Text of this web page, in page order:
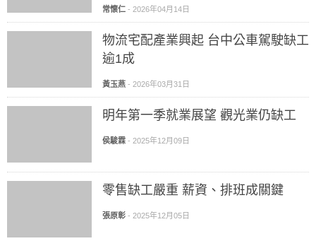
常懷仁 - 2026年04月14日
物流宅配產業興起 台中公車駕駛缺工
逾1成
黃玉燕 - 2026年03月31日
明年第一季就業展望 觀光業仍缺工
侯駿霖 - 2025年12月09日
零售缺工嚴重 薪資、排班成關鍵
張原彰 - 2025年12月05日